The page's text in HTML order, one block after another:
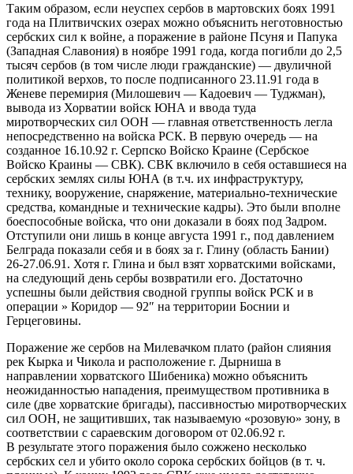
Таким образом, если неуспех сербов в мартовских боях 1991
года на Плитвичских озерах можно объяснить неготовностью
сербских сил к войне, а поражение в районе Псуня и Папука
(Западная Славония) в ноябре 1991 года, когда погибли до 2,5
тысяч сербов (в том числе люди гражданские) — двуличной
политикой верхов, то после подписанного 23.11.91 года в
Женеве перемирия (Милошевич — Кадоевич — Туджман),
вывода из Хорватии войск ЮНА и ввода туда
миротворческих сил ООН — главная ответственность легла
непосредственно на войска РСК. В первую очередь — на
созданное 16.10.92 г. Серпско Войско Краине (Сербское
Войско Краины — СВК). СВК включило в себя оставшиеся на
сербских землях силы ЮНА (в т.ч. их инфраструктуру,
технику, вооружение, снаряжение, материально-технические
средства, командные и технические кадры). Это были вполне
боеспособные войска, что они доказали в боях под Задром.
Отступили они лишь в конце августа 1991 г., под давлением
Белграда показали себя и в боях за г. Глину (область Бании)
26-27.06.91. Хотя г. Глина и был взят хорватскими войсками,
на следующий день сербы возвратили его. Достаточно
успешны были действия сводной группы войск РСК и в
операции » Коридор — 92″ на территории Боснии и
Герцеговины.
Поражение же сербов на Милевачком плато (район слияния
рек Кырка и Чикола и расположение г. Дырниша в
направлении хорватского Шибеника) можно объяснить
неожиданностью нападения, преимуществом противника в
силе (две хорватские бригады), пассивностью миротворческих
сил ООН, не защитивших, так называемую «розовую» зону, в
соответствии с сараевским договором от 02.06.92 г.
В результате этого поражения было сожжено несколько
сербских сел и убито около сорока сербских бойцов (в т. ч.